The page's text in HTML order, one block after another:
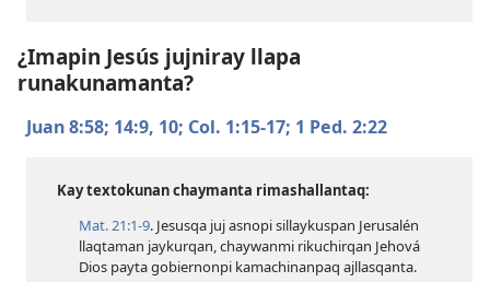
¿Imapin Jesús jujniray llapa
runakunamanta?
Juan 8:58; 14:​9, 10; Col. 1:​15-17; 1 Ped. 2:22
Kay textokunan chaymanta rimashallantaq:
Mat. 21:​1-9. Jesusqa juj asnopi sillaykuspan Jerusalén
llaqtaman jaykurqan, chaywanmi rikuchirqan Jehová
Dios payta gobiernonpi kamachinanpaq ajllasqanta.